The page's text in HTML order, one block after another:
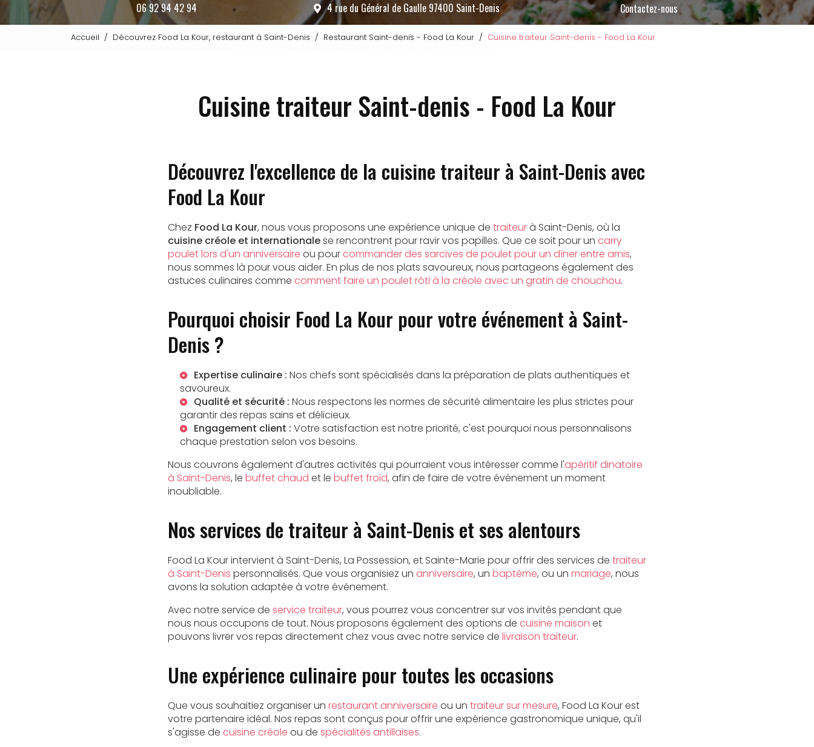
06 92 94 42 94 4 rue du Général de Gaulle 97400 Saint-Denis Contactez-nous
Accueil Découvrez Food La Kour, restaurant à Saint-Denis Restaurant Saint-denis - Food La Kour Cuisine traiteur Saint-denis - Food La Kour
Cuisine traiteur Saint-denis - Food La Kour
Découvrez l'excellence de la cuisine traiteur à Saint-Denis avec
Food La Kour
Chez Food La Kour, nous vous proposons une expérience unique de traiteurà Saint-Denis, où la
cuisine créole et internationalese rencontrent pour ravir vos papilles. Que ce soit pour un carry
poulet lors d'un anniversaire ou pourcommander des sarcives de poulet pour un dîner entre amis,
nous sommes là pour vous aider. En plus de nos plats savoureux, nous partageons également des
astuces culinaires comme comment faire un poulet rôti à la créole avec un gratin de chouchou.
Pourquoi choisir Food La Kour pour votre événement à Saint-
Denis ?
Expertise culinaire : Nos chefs sont spécialisés dans la préparation de plats authentiques et
savoureux.
Qualité et sécurité : Nous respectons les normes de sécurité alimentaire les plus strictes pour
garantir des repas sains et délicieux.
Engagement client : Votre satisfaction est notre priorité, c'est pourquoi nous personnalisons
chaque prestation selon vos besoins.
Nous couvrons également d'autres activités qui pourraient vous intéresser comme l'apéritif dinatoire
à Saint-Denis, le buffet chaud et le buffet froid, afin de faire de votre événement un moment
inoubliable.
Nos services de traiteur à Saint-Denis et ses alentours
Food La Kour intervient à Saint-Denis, La Possession, et Sainte-Marie pour offrir des services de traiteur
à Saint-Denis personnalisés. Que vous organisiez un anniversaire, un baptême, ou un mariage, nous
avons la solution adaptée à votre événement.
Avec notre service de service traiteur, vous pourrez vous concentrer sur vos invités pendant que
nous nous occupons de tout. Nous proposons également des options de cuisine maison et
pouvons livrer vos repas directement chez vous avec notre service de livraison traiteur.
Une expérience culinaire pour toutes les occasions
Que vous souhaitiez organiser un restaurant anniversaire ou un traiteur sur mesure, Food La Kour est
votre partenaire idéal. Nos repas sont conçus pour offrir une expérience gastronomique unique, qu'il
s'agisse de cuisine créole ou de spécialités antillaises.